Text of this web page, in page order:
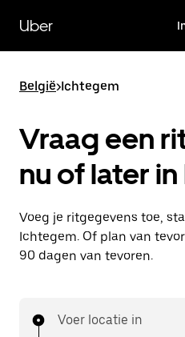
naar
hoofdinhoud
Uber
België>Ichtegem
Vraag een
nu of later
Voeg je ritgegevens toe,
Ichtegem. Of plan van
90 dagen van tevoren.
Voer locatie in